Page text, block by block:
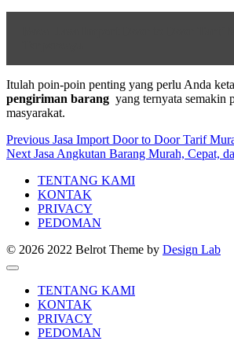
Itulah poin-poin penting yang perlu Anda
pengiriman barang yang ternyata semakin
masyarakat.
Post
navigation
PreviousPrevious
post:
Jasa Import Door to Door Tarif
NextNext
Jasa Angkutan Barang Murah, Cepat,
TENTANG KAMI
KONTAK
PRIVACY
PEDOMAN
© 2026 2022 Belrot Theme by Design Lab
TENTANG KAMI
KONTAK
PRIVACY
PEDOMAN